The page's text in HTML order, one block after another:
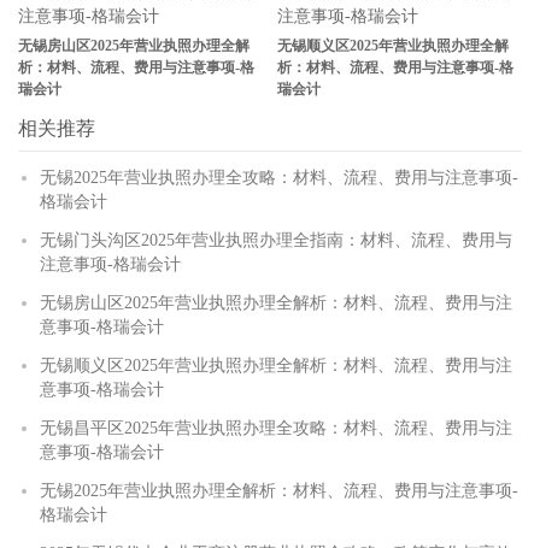
无锡房山区2025年营业执照办理全解
析：材料、流程、费用与注意事项-格
瑞会计
无锡顺义区2025年营业执照办理全解
析：材料、流程、费用与注意事项-格
瑞会计
相关推荐
无锡2025年营业执照办理全攻略：材料、流程、费用与注意事项-
格瑞会计
无锡门头沟区2025年营业执照办理全指南：材料、流程、费用与
注意事项-格瑞会计
无锡房山区2025年营业执照办理全解析：材料、流程、费用与注
意事项-格瑞会计
无锡顺义区2025年营业执照办理全解析：材料、流程、费用与注
意事项-格瑞会计
无锡昌平区2025年营业执照办理全攻略：材料、流程、费用与注
意事项-格瑞会计
无锡2025年营业执照办理全解析：材料、流程、费用与注意事项-
格瑞会计